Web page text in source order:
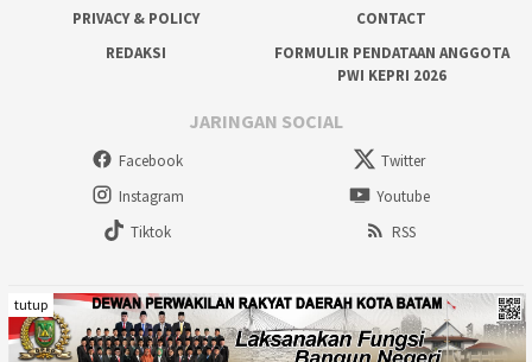
PRIVACY & POLICY
CONTACT
REDAKSI
FORMULIR PENDATAAN ANGGOTA
PWI KEPRI 2026
JARINGAN SOCIAL
Facebook
Twitter
Instagram
Youtube
Tiktok
RSS
Copyright @ 2023 pijarkepricom. All right reserved
tutup